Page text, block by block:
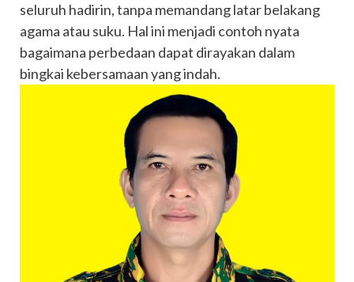
seluruh hadirin, tanpa memandang latar belakang
agama atau suku. Hal ini menjadi contoh nyata
bagaimana perbedaan dapat dirayakan dalam
bingkai kebersamaan yang indah.